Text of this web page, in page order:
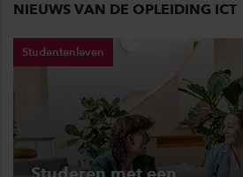
NIEUWS VAN DE OPLEIDING ICT
Studentenleven
Studeren met een